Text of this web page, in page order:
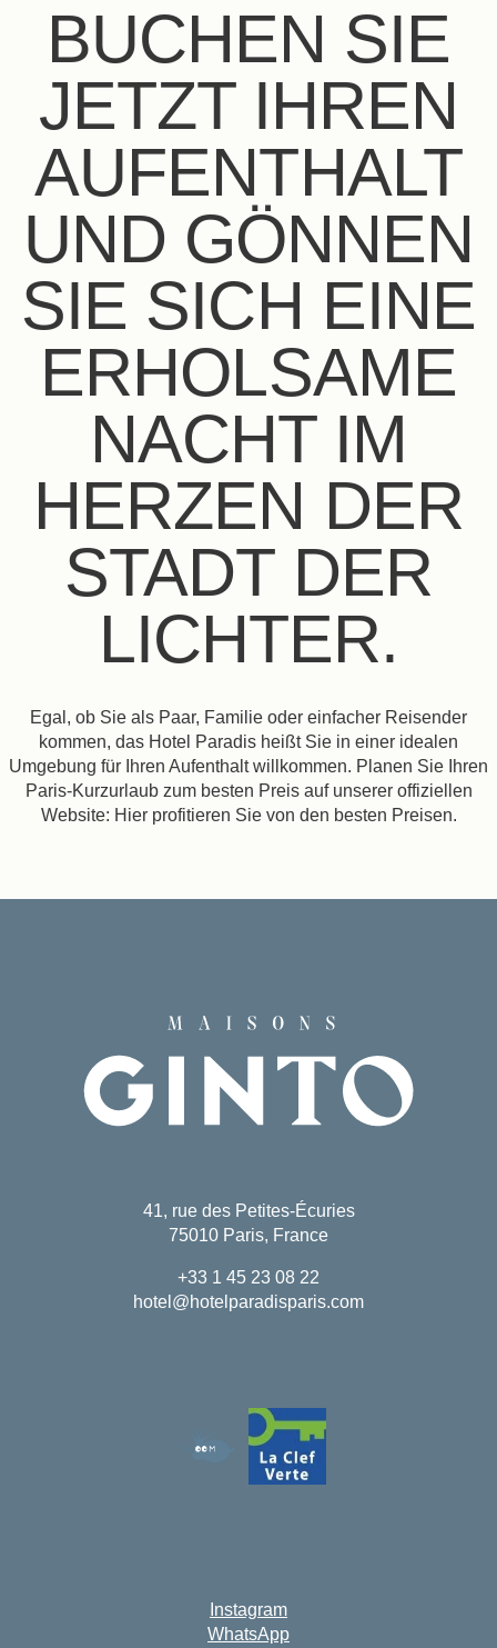
BUCHEN SIE
JETZT IHREN
AUFENTHALT
UND GÖNNEN
SIE SICH EINE
ERHOLSAME
NACHT IM
HERZEN DER
STADT DER
LICHTER.
Egal, ob Sie als Paar, Familie oder einfacher Reisender
kommen, das Hotel Paradis heißt Sie in einer idealen
Umgebung für Ihren Aufenthalt willkommen. Planen Sie Ihren
Paris-Kurzurlaub zum besten Preis auf unserer offiziellen
Website: Hier profitieren Sie von den besten Preisen.
Instagram
WhatsApp
41, rue des Petites-Écuries
75010 Paris, France
+33 1 45 23 08 22
hotel@hotelparadisparis.com